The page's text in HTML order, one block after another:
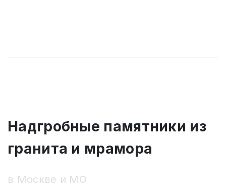
Надгробные памятники из
гранита и мрамора
в Москве и МО